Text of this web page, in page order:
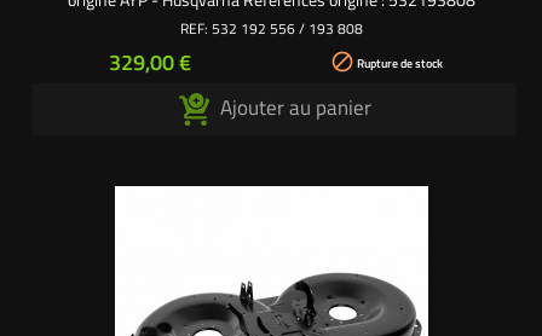
- 532192556 - 193808 - 192556
REF: 532 192 556 / 193 808
Prix
329,00 €  Rupture de stock
Ajouter au panier